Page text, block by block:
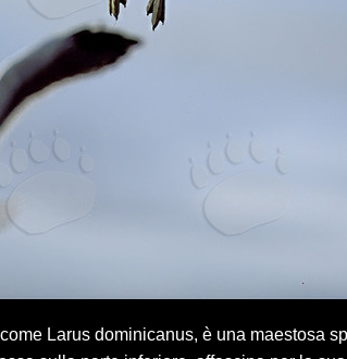
Larus dominicanus, è una maestosa